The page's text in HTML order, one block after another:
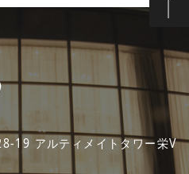
19 アルティメイトタワー栄V